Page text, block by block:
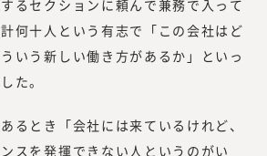
るセクションに頼んで兼務で入って
何十人という有志で「この会社はど
いう新しい働き方があるか」といっ
た。
るとき「会社には来ているけれど、
スを発揮できない人というのがい